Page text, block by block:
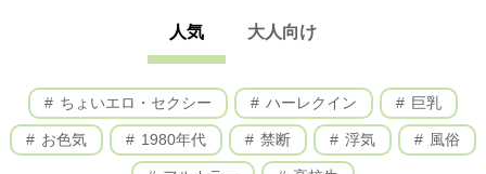
人気 大人向け
ちょいエロ・セクシー ハーレクイン 巨乳
お色気 1980年代 禁断 浮気 風俗